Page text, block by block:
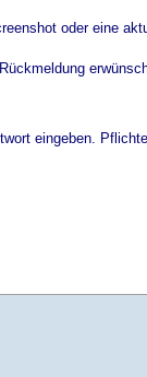
oder eine
eingeben.